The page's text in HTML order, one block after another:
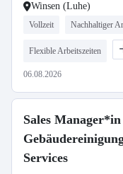
Winsen (Luhe)
Vollzeit Nachhaltiger
Flexible Arbeitszeiten
06.08.2026
Sales
Services